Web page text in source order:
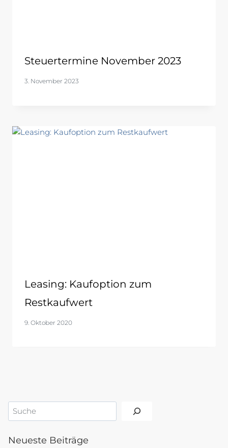
Steuertermine November 2023
3. November 2023
Leasing: Kaufoption zum
Restkaufwert
9. Oktober 2020
Suchen
Neueste Beiträge